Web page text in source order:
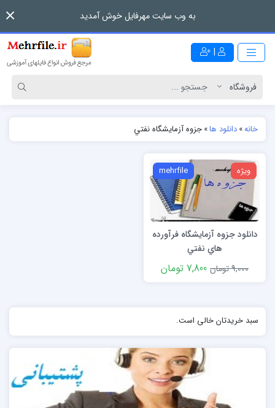
به وب سایت مهرفایل خوش آمدید
|
خانه»دانلود ها»جزوه آزمايشگاه نفتي
ویژه mehrfile
دانلود جزوه آزمايشگاه فرآورده
هاي نفتي
9,000 تومان
7,800 تومان
سبد خریدتان خالی است.